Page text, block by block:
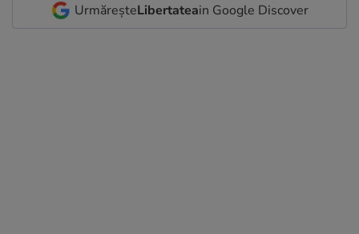
UrmăreșteLibertateain Google Discover